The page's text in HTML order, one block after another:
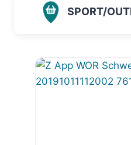
SPORT/